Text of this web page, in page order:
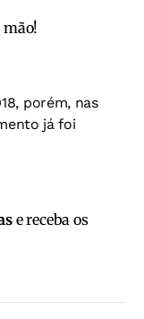
porém, nas
já foi
e receba os